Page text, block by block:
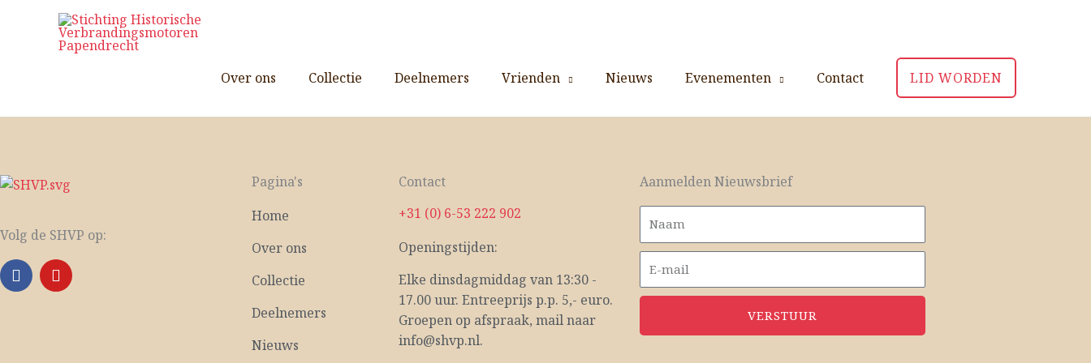
Over ons Collectie Deelnemers Vrienden Nieuws Evenementen Contact LID WORDEN
Volg de SHVP op:
F
a
c
Y
o
u
Pagina's
Home
Over ons
Collectie
Deelnemers
Nieuws
Contact
+31 (0) 6-53 222 902
Openingstijden:
Elke dinsdagmiddag van 13:30 -
17.00 uur. Entreeprijs p.p. 5,- euro.
Groepen op afspraak, mail naar
info@shvp.nl.
Aanmelden Nieuwsbrief
VERSTUUR